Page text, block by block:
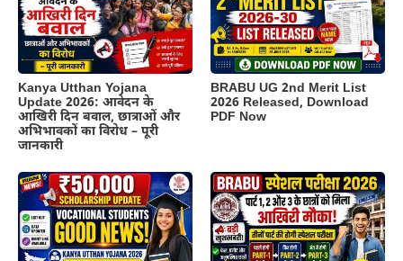
Kanya Utthan Yojana
Update 2026: आवेदन के
आखिरी दिन बवाल, छात्राओं और
अभिभावकों का विरोध – पूरी
जानकारी
BRABU UG 2nd Merit List
2026 Released, Download
PDF Now